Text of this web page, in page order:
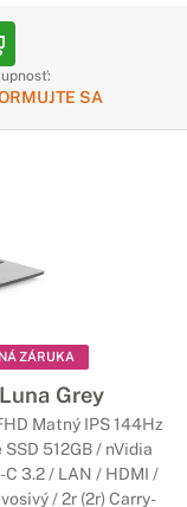
SA
ZÁRUKA
Grey
Matný IPS 144Hz
512GB / nVidia
C 3.2 / LAN / HDMI /
/ 2r (2r) Carry-